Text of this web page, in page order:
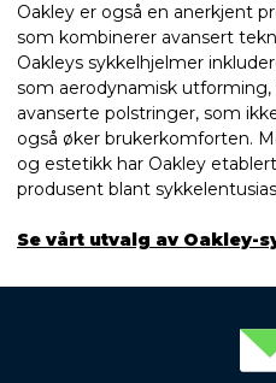
Oakley er også en anerkjent
som kombinerer avansert
Oakleys sykkelhjelmer
som aerodynamisk
avanserte polstringer, som
også øker brukerkomforten.
og estetikk har Oakley
produsent blant
Se vårt utvalg av Oakley-